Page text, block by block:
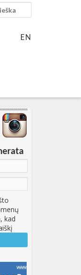
EN
kad